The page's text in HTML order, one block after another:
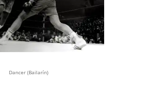
Dancer (Bailarín)